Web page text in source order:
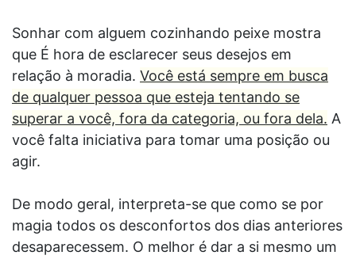
Sonhar com alguem cozinhando peixe mostra
que É hora de esclarecer seus desejos em
relação à moradia. Você está sempre em busca
de qualquer pessoa que esteja tentando se
superar a você, fora da categoria, ou fora dela. A
você falta iniciativa para tomar uma posição ou
agir.
De modo geral, interpreta-se que como se por
magia todos os desconfortos dos dias anteriores
desaparecessem. O melhor é dar a si mesmo um